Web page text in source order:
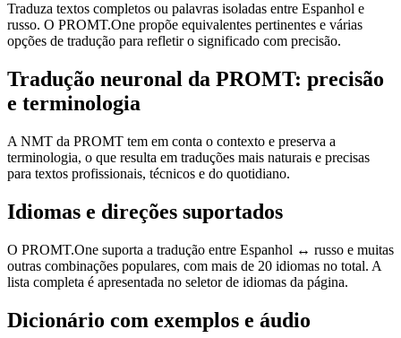
Traduza textos completos ou palavras isoladas entre Espanhol e
russo. O PROMT.One propõe equivalentes pertinentes e várias
opções de tradução para refletir o significado com precisão.
Tradução neuronal da PROMT: precisão
e terminologia
A NMT da PROMT tem em conta o contexto e preserva a
terminologia, o que resulta em traduções mais naturais e precisas
para textos profissionais, técnicos e do quotidiano.
Idiomas e direções suportados
O PROMT.One suporta a tradução entre Espanhol ↔ russo e muitas
outras combinações populares, com mais de 20 idiomas no total. A
lista completa é apresentada no seletor de idiomas da página.
Dicionário com exemplos e áudio